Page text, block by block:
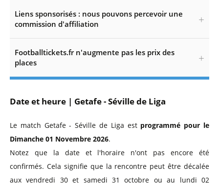
Liens sponsorisés : nous pouvons percevoir une
commission d'affiliation
Footballtickets.fr n'augmente pas les prix des
places
Date et heure | Getafe - Séville de Liga
Le match Getafe - Séville de Liga est programmé pour le
Dimanche 01 Novembre 2026.
Notez que la date et l'horaire n'ont pas encore été
confirmés. Cela signifie que la rencontre peut être décalée
aux vendredi 30 et samedi 31 octobre ou au lundi 02